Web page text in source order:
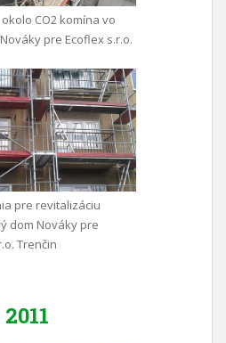
CO2 komína vo
pre Ecoflex s.r.o.
pre revitalizáciu
dom Nováky pre
Trenčin
2011